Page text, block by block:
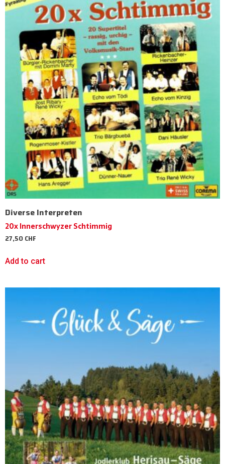
Diverse Interpreten
20x Innerschwyzer Schtimmig
27,50CHF
Add to cart